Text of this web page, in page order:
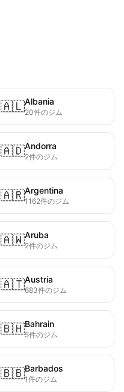
🇦🇱Albania
20件のジム
🇦🇩Andorra
2件のジム
🇦🇷Argentina
1162件のジム
🇦🇼Aruba
2件のジム
🇦🇹Austria
683件のジム
🇧🇭Bahrain
5件のジム
🇧🇧Barbados
1件のジム